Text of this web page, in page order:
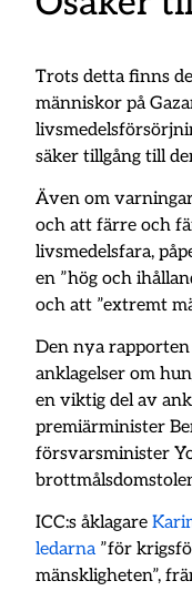
Trots detta finns
människor på
säker tillgång till
Även om
och att färre och
livsmedelsfara,
en ”hög och
och att ”extremt
Den nya
anklagelser om
en viktig del av
premiärminister
försvarsminister
ICC:s åklagare
ledarna ”för
mänskligheten”,